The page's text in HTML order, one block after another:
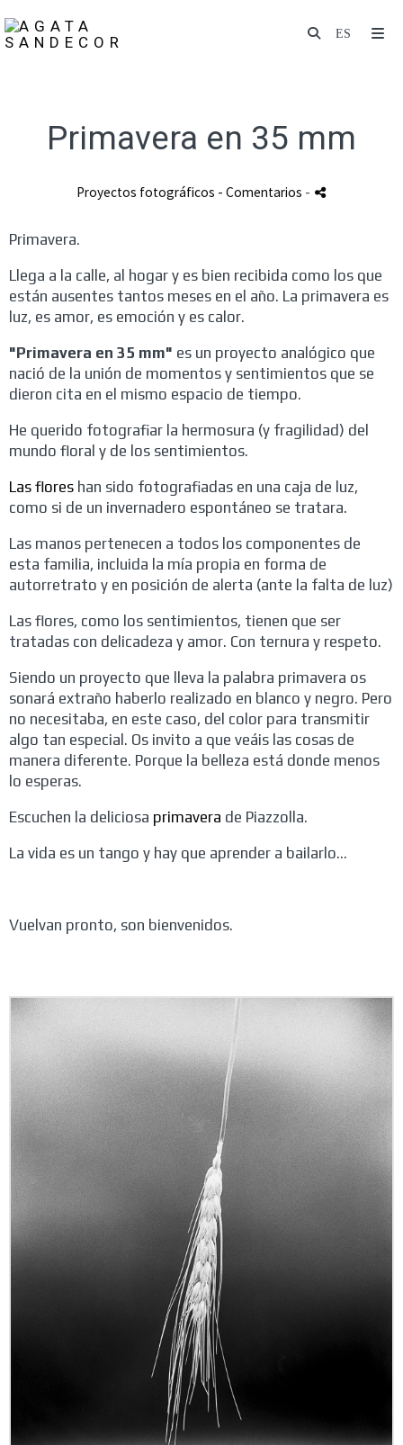
Primavera en 35 mm
Proyectos fotográficos - Comentarios -
Primavera.
Llega a la calle, al hogar y es bien recibida como los que
están ausentes tantos meses en el año. La primavera es
luz, es amor, es emoción y es calor.
"Primavera en 35 mm" es un proyecto analógico que
nació de la unión de momentos y sentimientos que se
dieron cita en el mismo espacio de tiempo.
He querido fotografiar la hermosura (y fragilidad) del
mundo floral y de los sentimientos.
Las flores han sido fotografiadas en una caja de luz,
como si de un invernadero espontáneo se tratara.
Las manos pertenecen a todos los componentes de
esta familia, incluida la mía propia en forma de
autorretrato y en posición de alerta (ante la falta de luz)
Las flores, como los sentimientos, tienen que ser
tratadas con delicadeza y amor. Con ternura y respeto.
Siendo un proyecto que lleva la palabra primavera os
sonará extraño haberlo realizado en blanco y negro. Pero
no necesitaba, en este caso, del color para transmitir
algo tan especial. Os invito a que veáis las cosas de
manera diferente. Porque la belleza está donde menos
lo esperas.
Escuchen la deliciosa primavera de Piazzolla.
La vida es un tango y hay que aprender a bailarlo...
Vuelvan pronto, son bienvenidos.